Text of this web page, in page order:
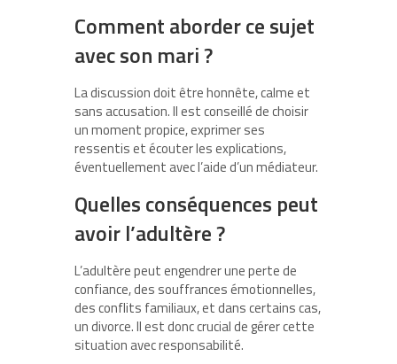
Comment aborder ce sujet
avec son mari ?
La discussion doit être honnête, calme et
sans accusation. Il est conseillé de choisir
un moment propice, exprimer ses
ressentis et écouter les explications,
éventuellement avec l’aide d’un médiateur.
Quelles conséquences peut
avoir l’adultère ?
L’adultère peut engendrer une perte de
confiance, des souffrances émotionnelles,
des conflits familiaux, et dans certains cas,
un divorce. Il est donc crucial de gérer cette
situation avec responsabilité.